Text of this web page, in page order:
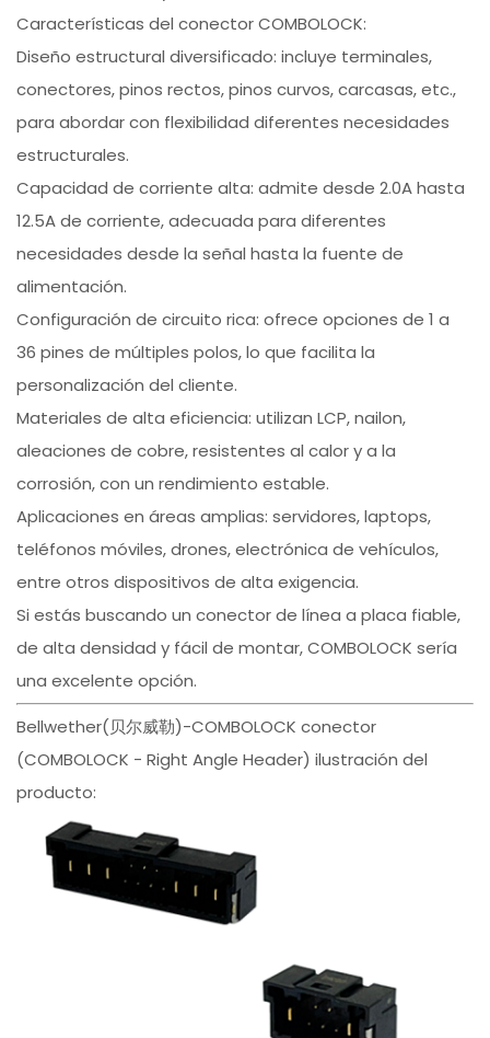
Características del conector COMBOLOCK:
Diseño estructural diversificado: incluye terminales,
conectores, pinos rectos, pinos curvos, carcasas, etc.,
para abordar con flexibilidad diferentes necesidades
estructurales.
Capacidad de corriente alta: admite desde 2.0A hasta
12.5A de corriente, adecuada para diferentes
necesidades desde la señal hasta la fuente de
alimentación.
Configuración de circuito rica: ofrece opciones de 1 a
36 pines de múltiples polos, lo que facilita la
personalización del cliente.
Materiales de alta eficiencia: utilizan LCP, nailon,
aleaciones de cobre, resistentes al calor y a la
corrosión, con un rendimiento estable.
Aplicaciones en áreas amplias: servidores, laptops,
teléfonos móviles, drones, electrónica de vehículos,
entre otros dispositivos de alta exigencia.
Si estás buscando un conector de línea a placa fiable,
de alta densidad y fácil de montar, COMBOLOCK sería
una excelente opción.
Bellwether(贝尔威勒)-COMBOLOCK conector
(COMBOLOCK - Right Angle Header) ilustración del
producto: